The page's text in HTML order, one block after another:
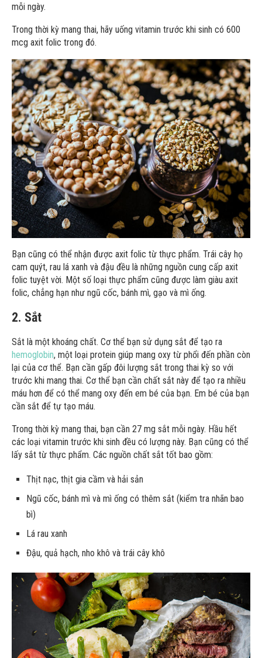
mỗi ngày.
Trong thời kỳ mang thai, hãy uống vitamin trước khi sinh có 600
mcg axit folic trong đó.
Bạn cũng có thể nhận được axit folic từ thực phẩm. Trái cây họ
cam quýt, rau lá xanh và đậu đều là những nguồn cung cấp axit
folic tuyệt vời. Một số loại thực phẩm cũng được làm giàu axit
folic, chẳng hạn như ngũ cốc, bánh mì, gạo và mì ống.
2. Sắt
Sắt là một khoáng chất. Cơ thể bạn sử dụng sắt để tạo ra
hemoglobin, một loại protein giúp mang oxy từ phổi đến phần còn
lại của cơ thể. Bạn cần gấp đôi lượng sắt trong thai kỳ so với
trước khi mang thai. Cơ thể bạn cần chất sắt này để tạo ra nhiều
máu hơn để có thể mang oxy đến em bé của bạn. Em bé của bạn
cần sắt để tự tạo máu.
Trong thời kỳ mang thai, bạn cần 27 mg sắt mỗi ngày. Hầu hết
các loại vitamin trước khi sinh đều có lượng này. Bạn cũng có thể
lấy sắt từ thực phẩm. Các nguồn chất sắt tốt bao gồm:
Thịt nạc, thịt gia cầm và hải sản
Ngũ cốc, bánh mì và mì ống có thêm sắt (kiểm tra nhãn bao
bì)
Lá rau xanh
Đậu, quả hạch, nho khô và trái cây khô